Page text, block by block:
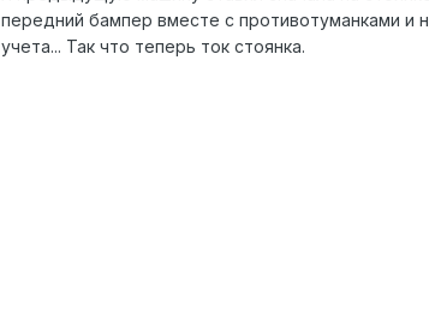
передний бампер вместе с противотуманками и
учета... Так что теперь ток стоянка.